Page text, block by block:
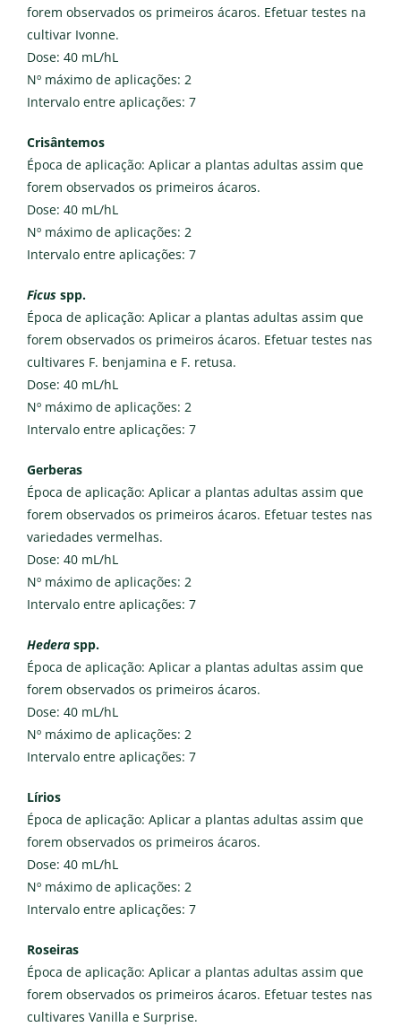
forem observados os primeiros ácaros. Efetuar testes na
cultivar Ivonne.
Dose: 40 mL/hL
Nº máximo de aplicações: 2
Intervalo entre aplicações: 7
Crisântemos
Época de aplicação: Aplicar a plantas adultas assim que
forem observados os primeiros ácaros.
Dose: 40 mL/hL
Nº máximo de aplicações: 2
Intervalo entre aplicações: 7
Ficusspp.
Época de aplicação: Aplicar a plantas adultas assim que
forem observados os primeiros ácaros. Efetuar testes nas
cultivares F. benjamina e F. retusa.
Dose: 40 mL/hL
Nº máximo de aplicações: 2
Intervalo entre aplicações: 7
Gerberas
Época de aplicação: Aplicar a plantas adultas assim que
forem observados os primeiros ácaros. Efetuar testes nas
variedades vermelhas.
Dose: 40 mL/hL
Nº máximo de aplicações: 2
Intervalo entre aplicações: 7
Hederaspp.
Época de aplicação: Aplicar a plantas adultas assim que
forem observados os primeiros ácaros.
Dose: 40 mL/hL
Nº máximo de aplicações: 2
Intervalo entre aplicações: 7
Lírios
Época de aplicação: Aplicar a plantas adultas assim que
forem observados os primeiros ácaros.
Dose: 40 mL/hL
Nº máximo de aplicações: 2
Intervalo entre aplicações: 7
Roseiras
Época de aplicação: Aplicar a plantas adultas assim que
forem observados os primeiros ácaros. Efetuar testes nas
cultivares Vanilla e Surprise.